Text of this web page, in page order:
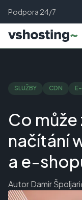
Podpora 24/7
SLUŽBY CDN
Co
načítání
a e-
AutorDamir